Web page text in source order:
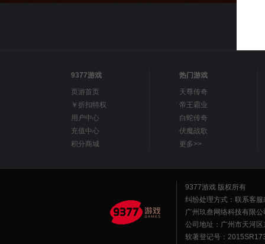
9377游戏
页游首页
￥折扣特权
用户中心
充值中心
积分商城
热门游戏
天尊传奇
帝王霸业
白蛇传奇
伏魔战歌
更多>>
9377游戏 版权所有
纠纷处理方式：联系客服
广州玖叁网络科技有限
公司地址：广州市天河
软著登记号：